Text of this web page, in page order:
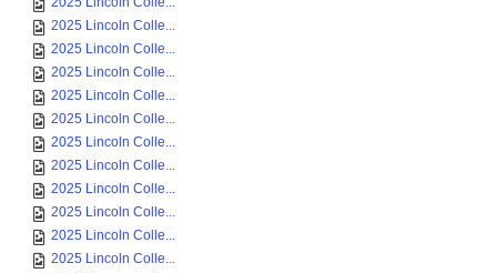
2025 Lincoln Colle...
2025 Lincoln Colle...
2025 Lincoln Colle...
2025 Lincoln Colle...
2025 Lincoln Colle...
2025 Lincoln Colle...
2025 Lincoln Colle...
2025 Lincoln Colle...
2025 Lincoln Colle...
2025 Lincoln Colle...
2025 Lincoln Colle...